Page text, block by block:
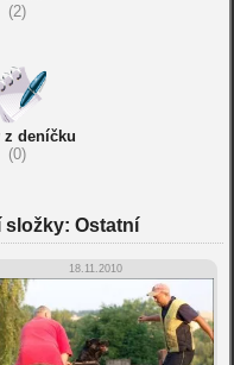
(2)
z deníčku
(0)
složky: Ostatní
18.11.2010